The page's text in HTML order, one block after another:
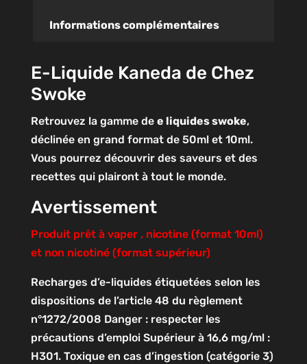
Informations complémentaires
E-Liquide Kaneda de Chez
Swoke
Retrouvez la gamme de e liquides swoke,
déclinée en grand format de 50ml et 10ml.
Vous pourrez découvrir des saveurs et des
recettes qui plairont à tout le monde.
Avertissement
Produit prêt à vaper , nicotine (format 10ml)
et non nicotiné (format supérieur)
Recharges d’e-liquides étiquetées selon les
dispositions de l’article 48 du règlement
n°1272/2008 Danger : respecter les
précautions d’emploi Supérieur à 16,6 mg/ml :
H301. Toxique en cas d’ingestion (catégorie 3)